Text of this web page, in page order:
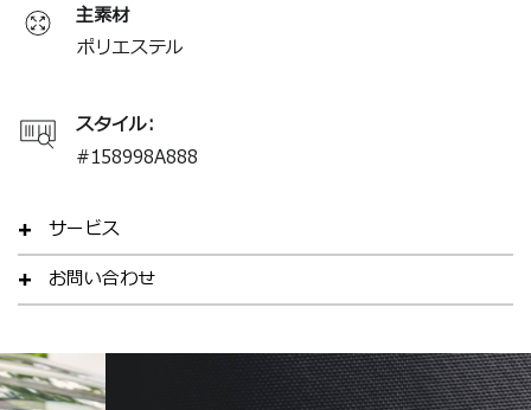
主素材
ポリエステル
スタイル:
#158998A888
サービス
お問い合わせ